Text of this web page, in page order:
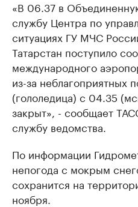
«В 06.37 в
службу Центра по
ситуациях ГУ МЧС
Татарстан поступило
международного
из-за неблагоприятных
(гололедица) с 04.35
закрыт», - сообщает
службу ведомства.
По информации
непогода с мокрым
сохранится на
ноября.